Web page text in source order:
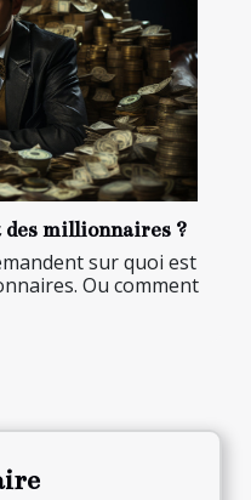
millionnaires ?
sur quoi est
Ou comment